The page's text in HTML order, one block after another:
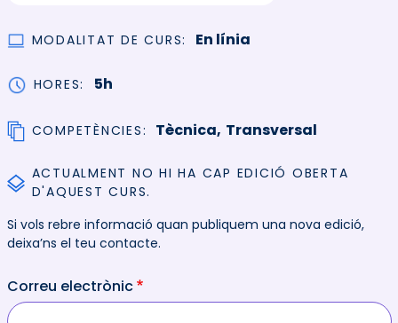
MODALITAT DE CURS En línia
HORES 5h
COMPETÈNCIES Tècnica Transversal
ACTUALMENT NO HI HA CAP EDICIÓ OBERTA
D'AQUEST CURS.
Si vols rebre informació quan publiquem una nova edició,
deixa’ns el teu contacte.
Correu electrònic